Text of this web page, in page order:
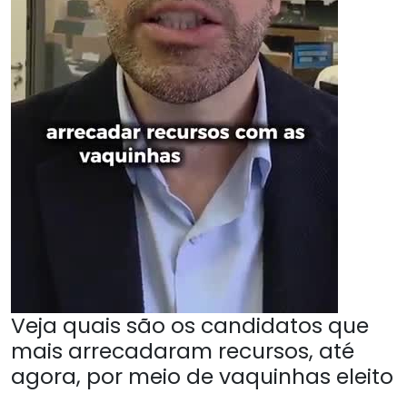
Veja quais são os candidatos que
mais arrecadaram recursos, até
agora, por meio de vaquinhas eleito